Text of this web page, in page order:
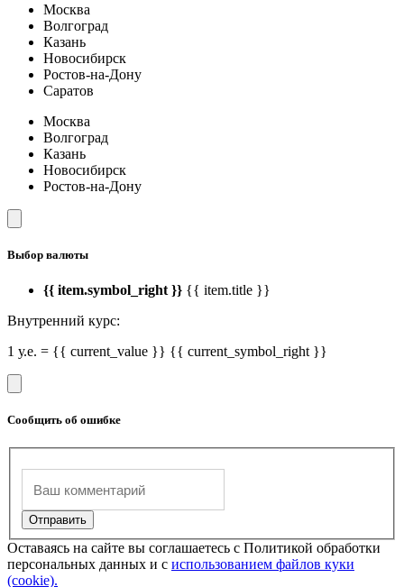
Москва
Волгоград
Казань
Новосибирск
Ростов-на-Дону
Саратов
Москва
Волгоград
Казань
Новосибирск
Ростов-на-Дону
Выбор валюты
{{ item.symbol_right }} {{ item.title }}
Внутренний курс:
1 у.е. = {{ current_value }} {{ current_symbol_right }}
Сообщить об ошибке
Оставаясь на сайте вы соглашаетесь с Политикой обработки
персональных данных и с использованием файлов куки
(cookie).